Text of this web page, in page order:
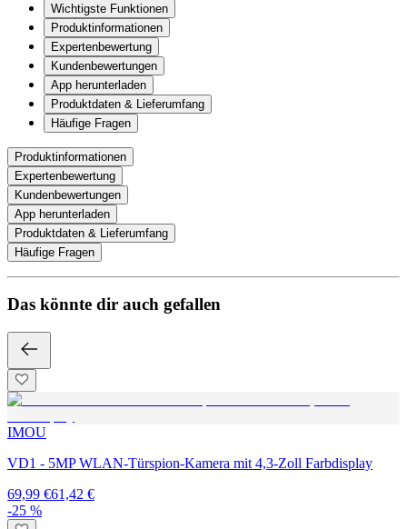
Wichtigste Funktionen
Produktinformationen
Expertenbewertung
Kundenbewertungen
App herunterladen
Produktdaten & Lieferumfang
Häufige Fragen
Produktinformationen
Expertenbewertung
Kundenbewertungen
App herunterladen
Produktdaten & Lieferumfang
Häufige Fragen
Das könnte dir auch gefallen
IMOU
VD1 - 5MP WLAN-Türspion-Kamera mit 4,3-Zoll Farbdisplay
69,99 €61,42 €
-25 %